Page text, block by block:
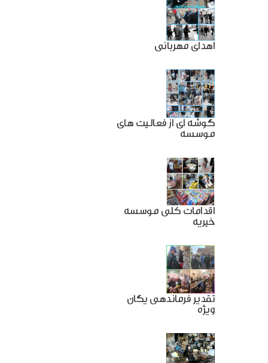
اهدای مهربانی
گوشه ای از فعالیت های
موسسه
اقدامات کلی موسسه
خیریه
تقدیر فرماندهی یگان
ویژه